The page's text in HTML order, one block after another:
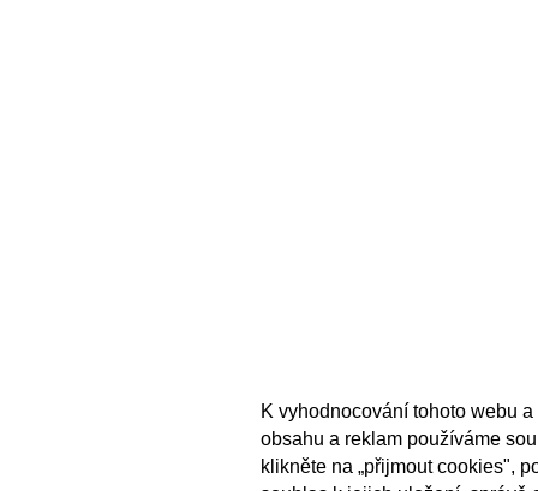
K vyhodnocování tohoto webu
obsahu a reklam používáme
klikněte na „přijmout cookies",